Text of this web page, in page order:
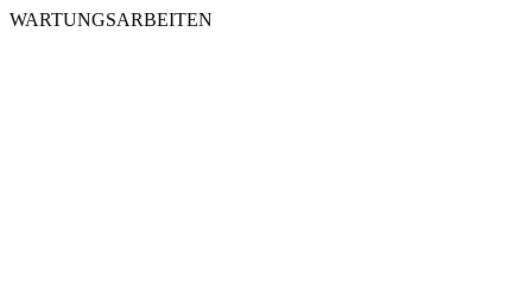
WARTUNGSARBEITEN